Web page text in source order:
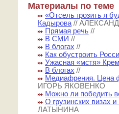
Материалы по теме
«Отсель грозить я
Кадырова //
Прямая речь //
В СМИ //
В блогах //
Как обустроить
Ужасная «мстя»
В блогах //
Медиафрения. Цена
ИГОРЬ ЯКОВЕНКО
Можно ли победить
О грузинских визах
ЛАТЫНИНА